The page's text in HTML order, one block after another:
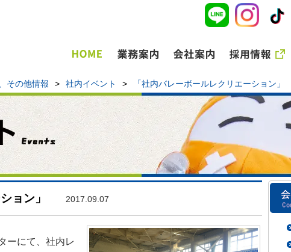
その他情報 > 社内イベント > 「社内バレーボールレクリエーション」
ョン」 2017.09.07
ーにて、社内レ